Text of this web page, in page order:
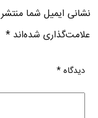
نشانی ایمیل شما
علامت‌گذاری شده‌اند*
دیدگاه*